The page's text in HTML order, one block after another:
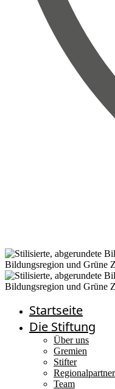
Startseite
Die Stiftung
Über uns
Gremien
Stifter
Regionalpartner
Team